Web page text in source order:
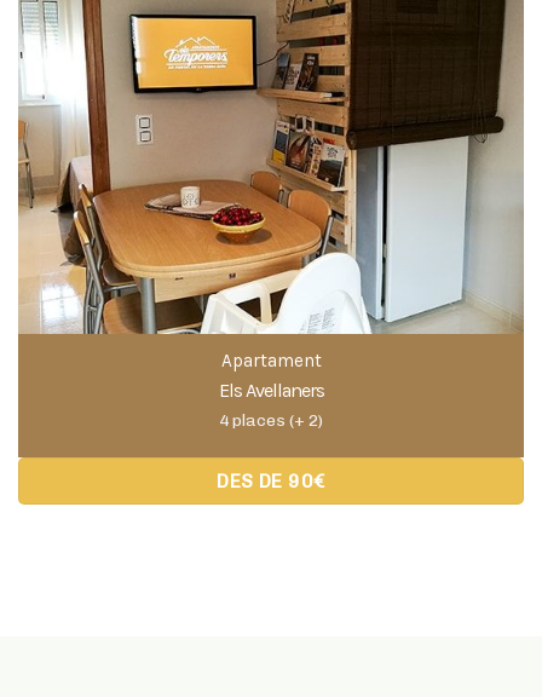
Apartament
Els Avellaners
4 places (+ 2)
DES DE 90€